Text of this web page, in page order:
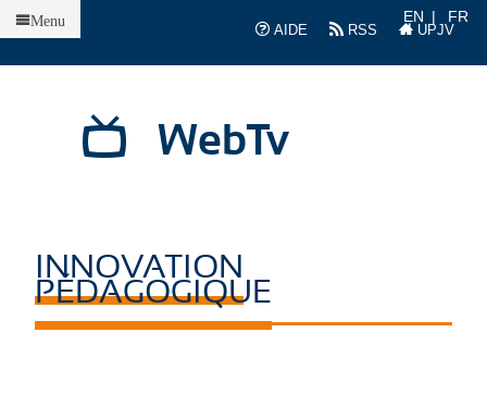
AIDE
RSS UPJV
EN FR
WebTv
Menu
INNOVATION
PÉDAGOGIQUE